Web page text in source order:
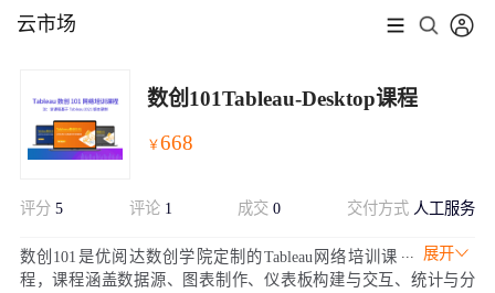
云市场
数创101Tableau-Desktop课程
￥668
评分 5 评论 1 成交0 交付方式 人工服务
展开
数创101是优阅达数创学院定制的Tableau网络培训课
程，课程涵盖数据源、图表制作、仪表板构建与交互、统计与分